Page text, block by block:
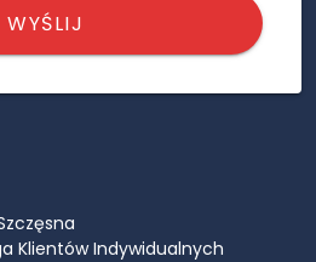
WYŚLIJ
Klientów Indywidualnych